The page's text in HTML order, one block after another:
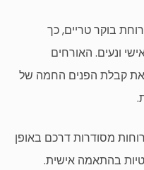
בוקר טריים, כך
ונעים. האורחים
קבלת הפנים החמה של
מסודרות דרכם באופן
בהתאמה אישית.